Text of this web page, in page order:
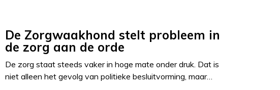
De Zorgwaakhond stelt probleem in
de zorg aan de orde
De zorg staat steeds vaker in hoge mate onder druk. Dat is
niet alleen het gevolg van politieke besluitvorming, maar…